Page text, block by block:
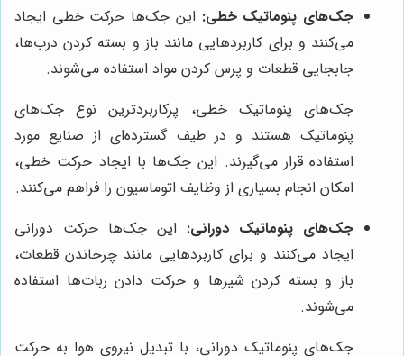
جک‌های پنوماتیک خطی: این جک‌ها حرکت خطی ایجاد
می‌کنند و برای کاربردهایی مانند باز و بسته کردن درب‌ها،
جابجایی قطعات و پرس کردن مواد استفاده می‌شوند.
جک‌های پنوماتیک خطی، پرکاربردترین نوع جک‌های
پنوماتیک هستند و در طیف گسترده‌ای از صنایع مورد
استفاده قرار می‌گیرند. این جک‌ها با ایجاد حرکت خطی،
امکان انجام بسیاری از وظایف اتوماسیون را فراهم می‌کنند.
جک‌های پنوماتیک دورانی: این جک‌ها حرکت دورانی
ایجاد می‌کنند و برای کاربردهایی مانند چرخاندن قطعات،
باز و بسته کردن شیرها و حرکت دادن ربات‌ها استفاده
می‌شوند.
جک‌های پنوماتیک دورانی، با تبدیل نیروی هوا به حرکت